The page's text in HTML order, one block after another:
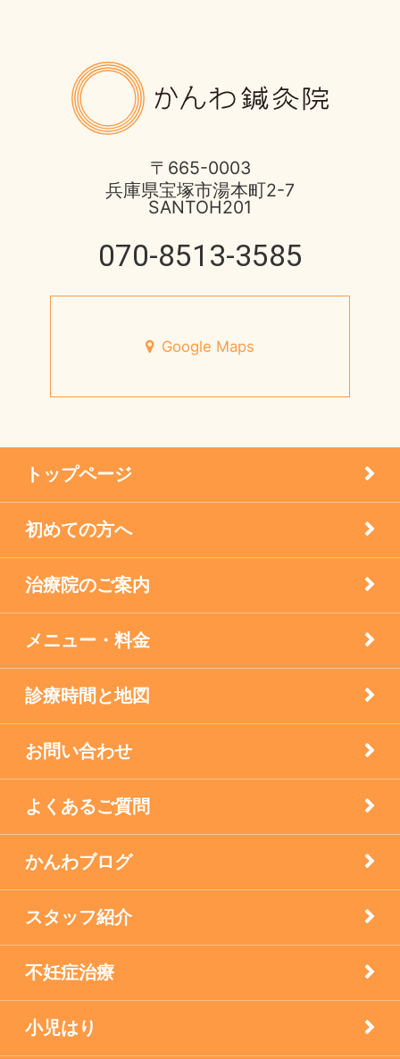
ほっとひと息
円形脱毛症
未分類
疾患
眼科の鍼灸
膝痛治療
西宮市のお店
逆子の鍼灸
食生活で養う免疫力
8月営業日のお知らせ
酷暑に負けない体つくり
未来の健康を支える
宝塚市 メニエール病 20代 女性
メニエル病・突発性難聴のケア
〒665-0003
兵庫県宝塚市湯本町2-7
SANTOH201
070-8513-3585
Google Maps
トップページ
初めての方へ
治療院のご案内
メニュー・料金
診療時間と地図
お問い合わせ
よくあるご質問
かんわブログ
スタッフ紹介
不妊症治療
小児はり